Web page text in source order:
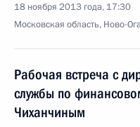
18 ноября 2013 года, 17:30
Московская область, Ново-
Рабочая встреча с
службы по
Чиханчиным